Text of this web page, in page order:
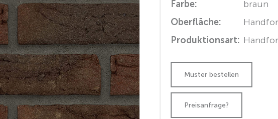
Farbe:
braun
Oberfläche:
Produktionsart:
Preisanfrage?